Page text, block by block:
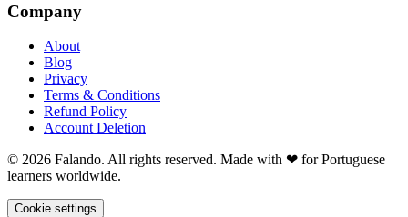
Company
About
Blog
Privacy
Terms & Conditions
Refund Policy
Account Deletion
© 2026 Falando. All rights reserved. Made with ❤ for Portuguese
learners worldwide.
Cookie settings